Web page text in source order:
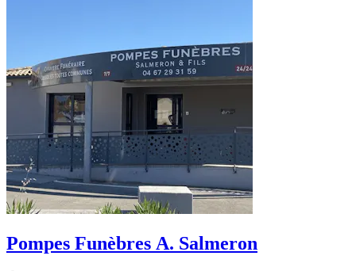
Pompes Funèbres A. Salmeron